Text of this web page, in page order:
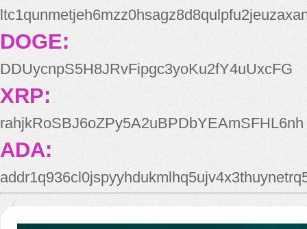
DOGE:
DDUycnpS5H8JRvFipgc3yoKu2fY4uUxcFG
XRP:
rahjkRoSBJ6oZPy5A2uBPDbYEAmSFHL6nh
ADA: